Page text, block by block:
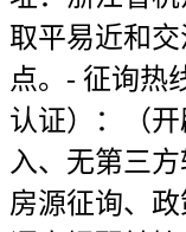
取平易近和
点。- 征询热
认证）：（
入、无第三
房源征询、